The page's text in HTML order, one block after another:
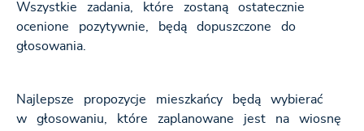
Wszystkie zadania, które zostaną ostatecznie
ocenione pozytywnie, będą dopuszczone do
głosowania.
Najlepsze propozycje mieszkańcy będą wybierać
w głosowaniu, które zaplanowane jest na wiosnę